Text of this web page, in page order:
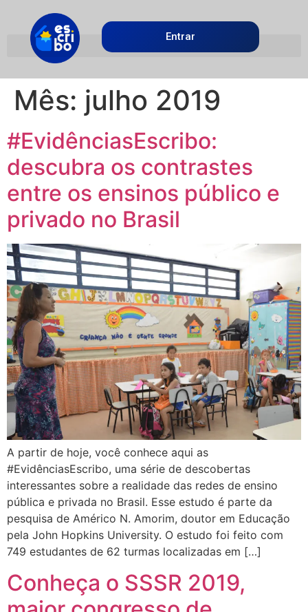
Entrar
Mês: julho 2019
#EvidênciasEscribo:
descubra os contrastes
entre os ensinos público e
privado no Brasil
A partir de hoje, você conhece aqui as
#EvidênciasEscribo, uma série de descobertas
interessantes sobre a realidade das redes de ensino
pública e privada no Brasil. Esse estudo é parte da
pesquisa de Américo N. Amorim, doutor em Educação
pela John Hopkins University. O estudo foi feito com
749 estudantes de 62 turmas localizadas em […]
Conheça o SSSR 2019,